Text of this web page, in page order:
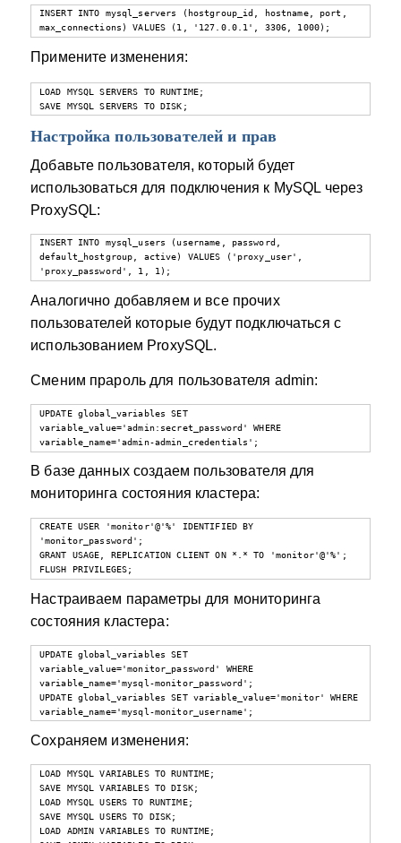
INSERT INTO mysql_servers (hostgroup_id, hostname, port,
max_connections) VALUES (1, '127.0.0.1', 3306, 1000);
Примените изменения:
LOAD MYSQL SERVERS TO RUNTIME;
SAVE MYSQL SERVERS TO DISK;
Настройка пользователей и прав
Добавьте пользователя, который будет
использоваться для подключения к MySQL через
ProxySQL:
INSERT INTO mysql_users (username, password,
default_hostgroup, active) VALUES ('proxy_user',
'proxy_password', 1, 1);
Аналогично добавляем и все прочих
пользователей которые будут подключаться с
использованием ProxySQL.
Сменим прароль для пользователя admin:
UPDATE global_variables SET
variable_value='admin:secret_password' WHERE
variable_name='admin-admin_credentials';
В базе данных создаем пользователя для
мониторинга состояния кластера:
CREATE USER 'monitor'@'%' IDENTIFIED BY
'monitor_password';
GRANT USAGE, REPLICATION CLIENT ON *.* TO 'monitor'@'%';
FLUSH PRIVILEGES;
Настраиваем параметры для мониторинга
состояния кластера:
UPDATE global_variables SET
variable_value='monitor_password' WHERE
variable_name='mysql-monitor_password';
UPDATE global_variables SET variable_value='monitor' WHERE
variable_name='mysql-monitor_username';
Сохраняем изменения:
LOAD MYSQL VARIABLES TO RUNTIME;
SAVE MYSQL VARIABLES TO DISK;
LOAD MYSQL USERS TO RUNTIME;
SAVE MYSQL USERS TO DISK;
LOAD ADMIN VARIABLES TO RUNTIME;